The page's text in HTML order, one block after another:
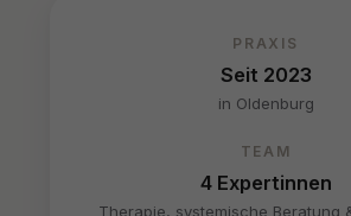
PRAXIS
Seit 2023
in Oldenburg
TEAM
4 Expertinnen
Therapie, systemische Beratung